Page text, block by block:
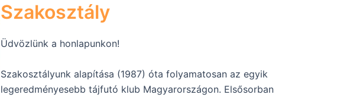
Szakosztály
Üdvözlünk a honlapunkon!
Szakosztályunk alapítása (1987) óta folyamatosan az egyik
legeredményesebb tájfutó klub Magyarországon. Elsősorban